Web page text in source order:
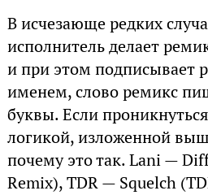
В исчезающе редких
исполнитель делает
и при этом подписывает
именем, слово ремикс
буквы. Если
логикой, изложенной
почему это так. Lani —
Remix), TDR — Squelch